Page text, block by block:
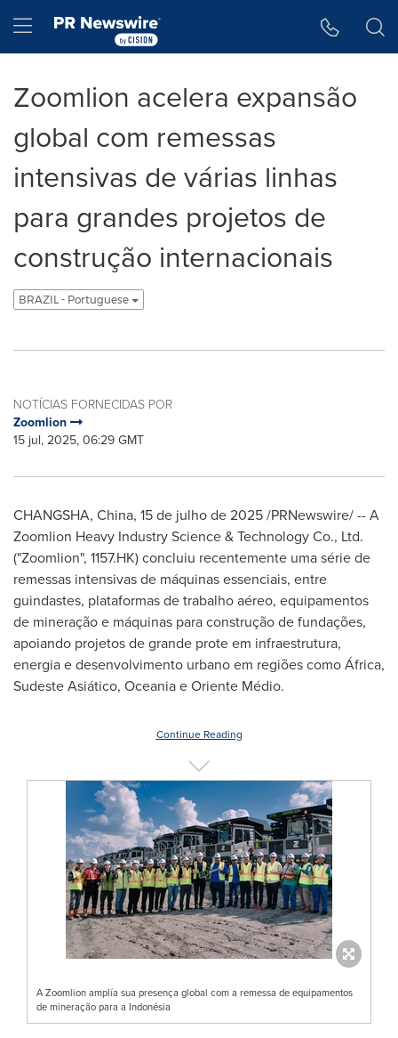
Hamburger menu
Zoomlion acelera expansão
global com remessas
intensivas de várias linhas
para grandes projetos de
construção internacionais
BRAZIL - Portuguese
NOTÍCIAS FORNECIDAS POR
Zoomlion
15 jul, 2025, 06:29 GMT
CHANGSHA, China, 15 de julho de 2025/PRNewswire/ -- A
Zoomlion Heavy Industry Science & Technology Co., Ltd.
("Zoomlion", 1157.HK) concluiu recentemente uma série de
remessas intensivas de máquinas essenciais, entre
guindastes, plataformas de trabalho aéreo, equipamentos
de mineração e máquinas para construção de fundações,
apoiando projetos de grande prote em infraestrutura,
energia e desenvolvimento urbano em regiões como África,
Sudeste Asiático, Oceania e Oriente Médio.
Continue Reading
A Zoomlion amplía sua presença global com a remessa de equipamentos
de mineração para a Indonésia